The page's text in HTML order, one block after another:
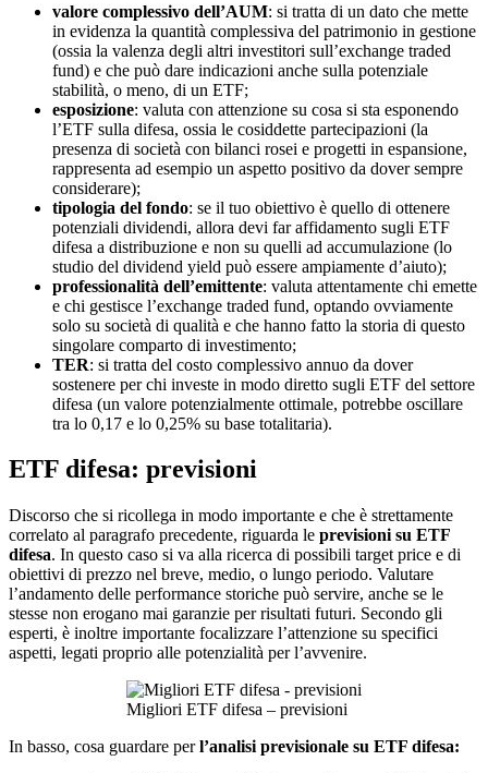
valore complessivo dell’AUM: si tratta di un dato che mette
in evidenza la quantità complessiva del patrimonio in gestione
(ossia la valenza degli altri investitori sull’exchange traded
fund) e che può dare indicazioni anche sulla potenziale
stabilità, o meno, di un ETF;
esposizione: valuta con attenzione su cosa si sta esponendo
l’ETF sulla difesa, ossia le cosiddette partecipazioni (la
presenza di società con bilanci rosei e progetti in espansione,
rappresenta ad esempio un aspetto positivo da dover sempre
considerare);
tipologia del fondo: se il tuo obiettivo è quello di ottenere
potenziali dividendi, allora devi far affidamento sugli ETF
difesa a distribuzione e non su quelli ad accumulazione (lo
studio del dividend yield può essere ampiamente d’aiuto);
professionalità dell’emittente: valuta attentamente chi emette
e chi gestisce l’exchange traded fund, optando ovviamente
solo su società di qualità e che hanno fatto la storia di questo
singolare comparto di investimento;
TER: si tratta del costo complessivo annuo da dover
sostenere per chi investe in modo diretto sugli ETF del settore
difesa (un valore potenzialmente ottimale, potrebbe oscillare
tra lo 0,17 e lo 0,25% su base totalitaria).
ETF difesa: previsioni
Discorso che si ricollega in modo importante e che è strettamente
correlato al paragrafo precedente, riguarda le previsioni su ETF
difesa. In questo caso si va alla ricerca di possibili target price e di
obiettivi di prezzo nel breve, medio, o lungo periodo. Valutare
l’andamento delle performance storiche può servire, anche se le
stesse non erogano mai garanzie per risultati futuri. Secondo gli
esperti, è inoltre importante focalizzare l’attenzione su specifici
aspetti, legati proprio alle potenzialità per l’avvenire.
Migliori ETF difesa – previsioni
In basso, cosa guardare perl’analisi previsionale su ETF difesa: